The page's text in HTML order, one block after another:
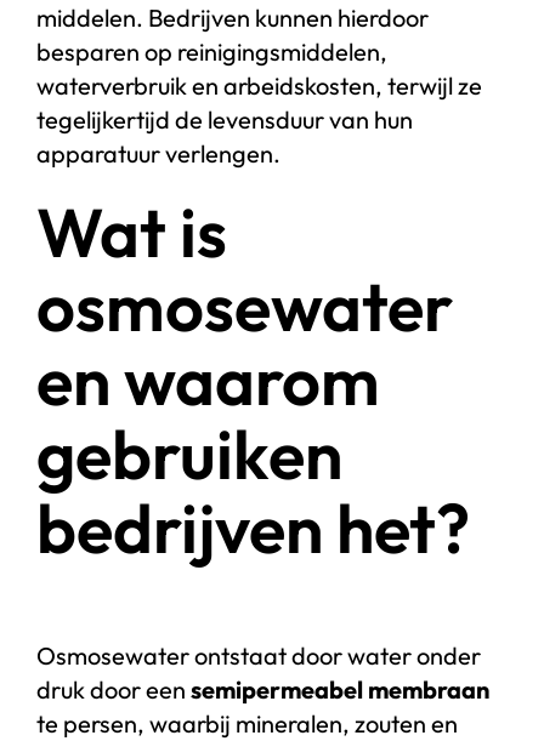
middelen. Bedrijven kunnen hierdoor
besparen op reinigingsmiddelen,
waterverbruik en arbeidskosten, terwijl ze
tegelijkertijd de levensduur van hun
apparatuur verlengen.
Wat is
osmosewater
en waarom
gebruiken
bedrijven het?
Osmosewater ontstaat door water onder
druk door een semipermeabel membraan
te persen, waarbij mineralen, zouten en